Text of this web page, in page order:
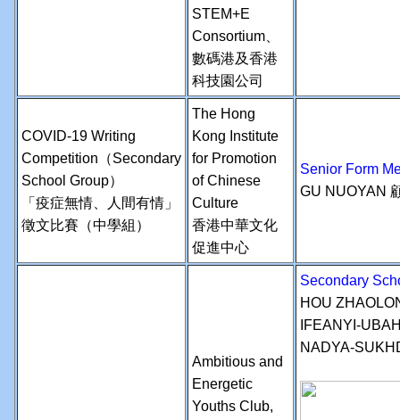
STEM+E
Consortium、
數碼港及香港
科技園公司
COVID-19 Writing
Competition（Secondary
School Group）
「疫症無情、人間有情」
徵文比賽（中學組）
The Hong
Kong Institute
for Promotion
of Chinese
Culture
香港中華文化
促進中心
Senior Form
GU NUOYAN
Ambitious and
Energetic
Youths Club,
Secondary
HOU
IFEANYI-
NADYA-